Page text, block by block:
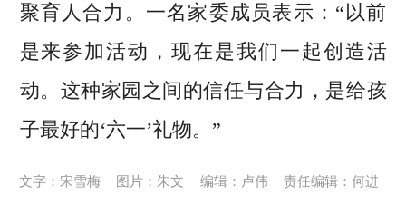
聚育人合力。一名家委成员表示：“以前
是来参加活动，现在是我们一起创造活
动。这种家园之间的信任与合力，是给孩
子最好的‘六一’礼物。”
文字：宋雪梅 图片：朱文 编辑：卢伟 责任编辑：何进